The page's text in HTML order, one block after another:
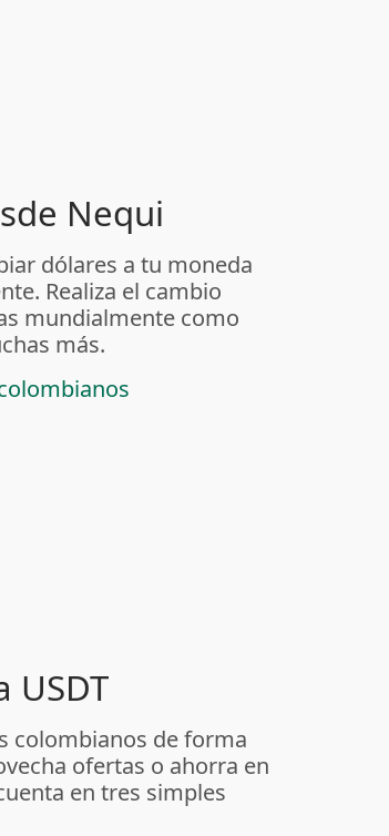
Nequi
dólares a tu moneda
Realiza el cambio
mundialmente como
más.
USDT
colombianos de forma
ofertas o ahorra en
en tres simples